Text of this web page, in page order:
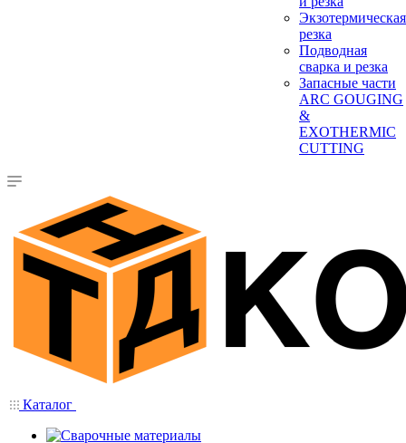
Экзотермическая
резка
Подводная
сварка и резка
Запасные части
ARC GOUGING
&
EXOTHERMIC
CUTTING
Каталог